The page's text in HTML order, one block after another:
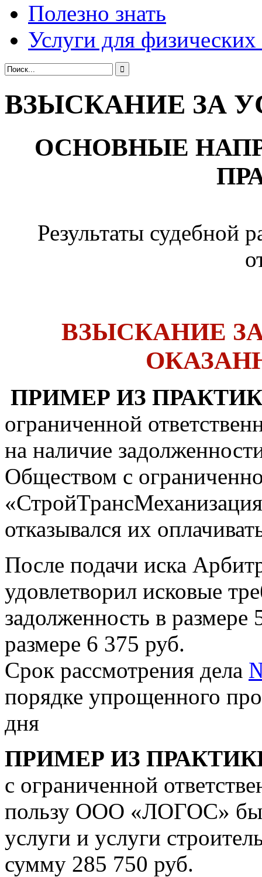
Полезно знать
Услуги для
ВЗЫСКАНИЕ ЗА
ОСНОВНЫЕ
Результаты судебной
ВЗЫСКАНИЕ
ПРИМЕР ИЗ
ограниченной
на наличие
Обществом с
отказывался их
После подачи иска
удовлетворил исковые
задолженность в размере
размере 6 375 руб.
Срок рассмотрения дела
порядке упрощенного
дня
ПРИМЕР ИЗ
с ограниченной
пользу ООО «ЛОГОС»
услуги и услуги
сумму 285 750 руб.